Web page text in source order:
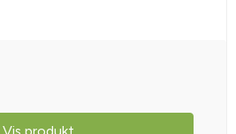
Vis produkt